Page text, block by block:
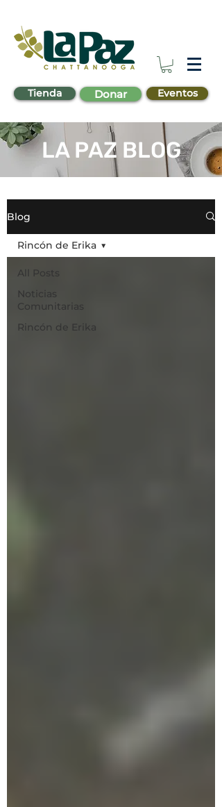
Tienda Donar Eventos
LA PAZ BLOG
Blog
All Posts
Noticias
Comunitarias
Rincón de Erika
Rincón de Erika